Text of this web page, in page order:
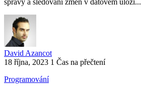
správy a sledování změn v datovém úloži...
David Azancot
18 října, 2023 1 Čas na přečtení
Programování